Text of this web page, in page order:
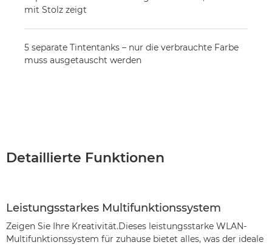
mit Stolz zeigt
5 separate Tintentanks – nur die verbrauchte Farbe
muss ausgetauscht werden
Detaillierte Funktionen
Leistungsstarkes Multifunktionssystem
Zeigen Sie Ihre Kreativität.Dieses leistungsstarke WLAN-
Multifunktionssystem für zuhause bietet alles, was der ideale